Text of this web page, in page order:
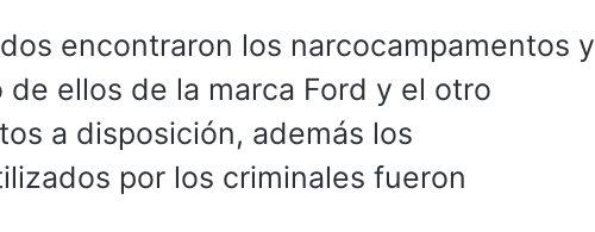
encontraron los narcocampamentos y
ellos de la marca Ford y el otro
a disposición, además los
por los criminales fueron